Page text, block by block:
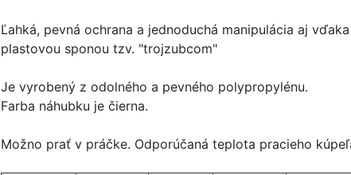
Ľahká, pevná ochrana a jednoduchá manipulácia aj
plastovou sponou tzv. "trojzubcom"
Je vyrobený z odolného a pevného polypropylénu.
Farba náhubku je čierna.
Možno prať v práčke. Odporúčaná teplota pracieho